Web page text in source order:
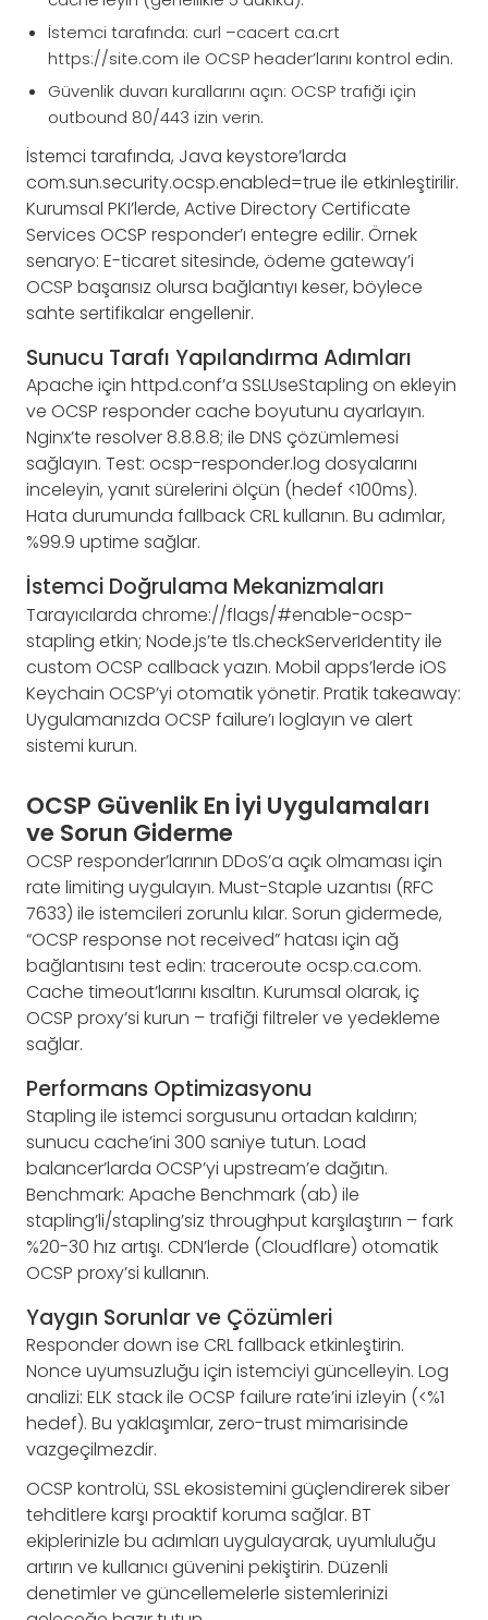
İstemci tarafında: curl –cacert ca.crt
https://site.com ile OCSP header’larını kontrol edin.
Güvenlik duvarı kurallarını açın: OCSP trafiği için
outbound 80/443 izin verin.
İstemci tarafında, Java keystore’larda
com.sun.security.ocsp.enabled=true ile etkinleştirilir.
Kurumsal PKI’lerde, Active Directory Certificate
Services OCSP responder’ı entegre edilir. Örnek
senaryo: E-ticaret sitesinde, ödeme gateway’i
OCSP başarısız olursa bağlantıyı keser, böylece
sahte sertifikalar engellenir.
Sunucu Tarafı Yapılandırma Adımları
Apache için httpd.conf’a SSLUseStapling on ekleyin
ve OCSP responder cache boyutunu ayarlayın.
Nginx’te resolver 8.8.8.8; ile DNS çözümlemesi
sağlayın. Test: ocsp-responder.log dosyalarını
inceleyin, yanıt sürelerini ölçün (hedef <100ms).
Hata durumunda fallback CRL kullanın. Bu adımlar,
%99.9 uptime sağlar.
İstemci Doğrulama Mekanizmaları
Tarayıcılarda chrome://flags/#enable-ocsp-
stapling etkin; Node.js’te tls.checkServerIdentity ile
custom OCSP callback yazın. Mobil apps’lerde iOS
Keychain OCSP’yi otomatik yönetir. Pratik takeaway:
Uygulamanızda OCSP failure’ı loglayın ve alert
sistemi kurun.
OCSP Güvenlik En İyi Uygulamaları
ve Sorun Giderme
OCSP responder’larının DDoS’a açık olmaması için
rate limiting uygulayın. Must-Staple uzantısı (RFC
7633) ile istemcileri zorunlu kılar. Sorun gidermede,
“OCSP response not received” hatası için ağ
bağlantısını test edin: traceroute ocsp.ca.com.
Cache timeout’larını kısaltın. Kurumsal olarak, iç
OCSP proxy’si kurun – trafiği filtreler ve yedekleme
sağlar.
Performans Optimizasyonu
Stapling ile istemci sorgusunu ortadan kaldırın;
sunucu cache’ini 300 saniye tutun. Load
balancer’larda OCSP’yi upstream’e dağıtın.
Benchmark: Apache Benchmark (ab) ile
stapling’li/stapling’siz throughput karşılaştırın – fark
%20-30 hız artışı. CDN’lerde (Cloudflare) otomatik
OCSP proxy’si kullanın.
Yaygın Sorunlar ve Çözümleri
Responder down ise CRL fallback etkinleştirin.
Nonce uyumsuzluğu için istemciyi güncelleyin. Log
analizi: ELK stack ile OCSP failure rate’ini izleyin (<%1
hedef). Bu yaklaşımlar, zero-trust mimarisinde
vazgeçilmezdir.
OCSP kontrolü, SSL ekosistemini güçlendirerek siber
tehditlere karşı proaktif koruma sağlar. BT
ekiplerinizle bu adımları uygulayarak, uyumluluğu
artırın ve kullanıcı güvenini pekiştirin. Düzenli
denetimler ve güncellemelerle sistemlerinizi